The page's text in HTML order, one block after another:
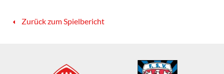
Zurück zum Spielbericht